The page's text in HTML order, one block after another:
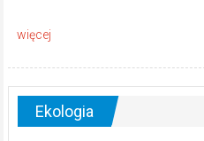
Ekologia